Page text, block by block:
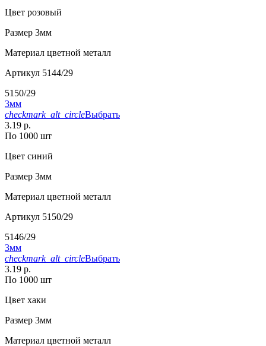
Цвет розовый
Размер 3мм
Материал цветной металл
Артикул 5144/29
5150/29
3мм
checkmark_alt_circleВыбрать
3.19 р.
По 1000 шт
Цвет синий
Размер 3мм
Материал цветной металл
Артикул 5150/29
5146/29
3мм
checkmark_alt_circleВыбрать
3.19 р.
По 1000 шт
Цвет хаки
Размер 3мм
Материал цветной металл